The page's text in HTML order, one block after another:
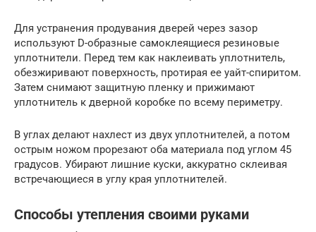
Для устранения продувания дверей через зазор
используют D-образные самоклеящиеся резиновые
уплотнители. Перед тем как наклеивать уплотнитель,
обезжиривают поверхность, протирая ее уайт-спиритом.
Затем снимают защитную пленку и прижимают
уплотнитель к дверной коробке по всему периметру.
В углах делают нахлест из двух уплотнителей, а потом
острым ножом прорезают оба материала под углом 45
градусов. Убирают лишние куски, аккуратно склеивая
встречающиеся в углу края уплотнителей.
Способы утепления своими руками